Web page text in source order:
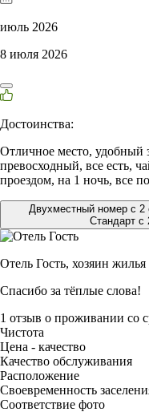
июль 2026
8 июля 2026
Достоинства:
Отличное место, удобный
превосходный, все есть,
проездом, на 1 ночь, все
Двухместный номер с
Стандарт с
Отель Гость, хозяин жилья
Спасибо за тёплые слова!
1 отзыв о проживании со
Чистота
Цена - качество
Качество обслуживания
Расположение
Своевременность
Соответствие фото